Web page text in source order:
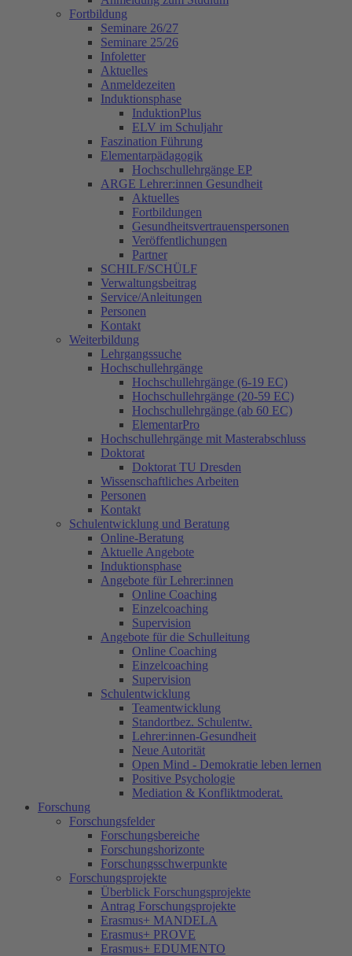
Fortbildung
Seminare 26/27
Seminare 25/26
Infoletter
Aktuelles
Anmeldezeiten
Induktionsphase
InduktionPlus
ELV im Schuljahr
Faszination Führung
Elementarpädagogik
Hochschullehrgänge EP
ARGE Lehrer:innen Gesundheit
Aktuelles
Fortbildungen
Gesundheitsvertrauenspersonen
Veröffentlichungen
Partner
SCHILF/SCHÜLF
Verwaltungsbeitrag
Service/Anleitungen
Personen
Kontakt
Weiterbildung
Lehrgangssuche
Hochschullehrgänge
Hochschullehrgänge (6-19 EC)
Hochschullehrgänge (20-59 EC)
Hochschullehrgänge (ab 60 EC)
ElementarPro
Hochschullehrgänge mit Masterabschluss
Doktorat
Doktorat TU Dresden
Wissenschaftliches Arbeiten
Personen
Kontakt
Schulentwicklung und Beratung
Online-Beratung
Aktuelle Angebote
Induktionsphase
Angebote für Lehrer:innen
Online Coaching
Einzelcoaching
Supervision
Angebote für die Schulleitung
Online Coaching
Einzelcoaching
Supervision
Schulentwicklung
Teamentwicklung
Standortbez. Schulentw.
Lehrer:innen-Gesundheit
Neue Autorität
Open Mind - Demokratie leben lernen
Positive Psychologie
Mediation & Konfliktmoderat.
Forschung
Forschungsfelder
Forschungsbereiche
Forschungshorizonte
Forschungsschwerpunkte
Forschungsprojekte
Überblick Forschungsprojekte
Antrag Forschungsprojekte
Erasmus+ MANDELA
Erasmus+ PROVE
Erasmus+ EDUMENTO